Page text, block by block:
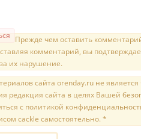
Прежде чем оставить
комментарий, вы
их нарушение.
сайта orenday.ru не
редакция сайта в целях Вашей
с политикой
cackle самостоятельно. *